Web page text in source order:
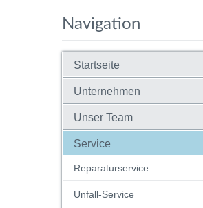
Navigation
Startseite
Unternehmen
Unser Team
Service
Reparaturservice
Unfall-Service